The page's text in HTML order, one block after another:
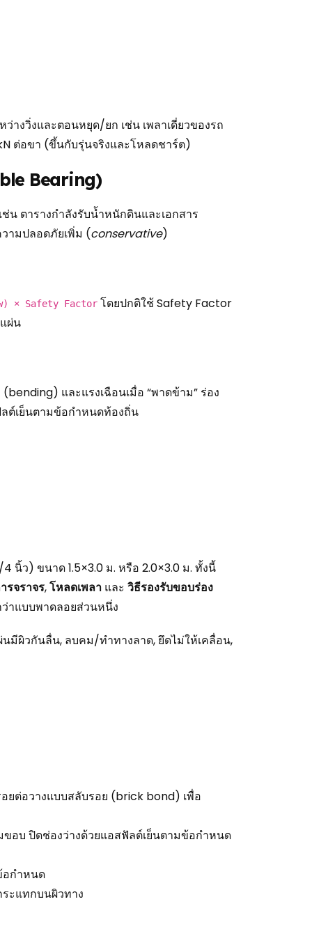
างวิ่งและตอนหยุด/ยก เช่น เพลาเดี่ยวของรถ
ต่อขา (ขึ้นกับรุ่นจริงและโหลดชาร์ต)
Bearing)
ตารางกำลังรับน้ำหนักดินและเอกสาร
ามปลอดภัยเพิ่ม (conservative)
× Safety Factor โดยปกติใช้ Safety Factor
ผ่น
(bending) และแรงเฉือนเมื่อ “พาดข้าม” ร่อง
ต์เย็นตามข้อกำหนดท้องถิ่น
นิ้ว) ขนาด 1.5×3.0 ม. หรือ 2.0×3.0 ม. ทั้งนี้
รจราจร,โหลดเพลา และ วิธีรองรับขอบร่อง
าแบบพาดลอยส่วนหนึ่ง
ผิวกันลื่น, ลบคม/ทำทางลาด, ยึดไม่ให้เคลื่อน,
ยต่อวางแบบสลับรอย (brick bond) เพื่อ
ขอบ ปิดช่องว่างด้วยแอสฟัลต์เย็นตามข้อกำหนด
อกำหนด
ะแทกบนผิวทาง